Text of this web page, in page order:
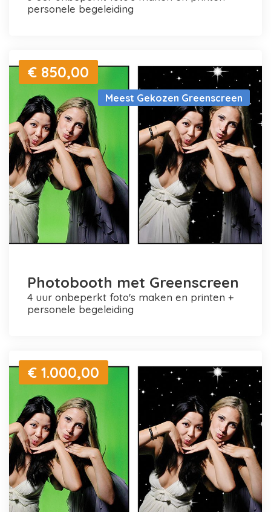
personele begeleiding
Meest Gekozen Greenscreen
€ 850,00
Photobooth met Greenscreen
4 uur onbeperkt foto's maken en printen +
personele begeleiding
€ 1.000,00